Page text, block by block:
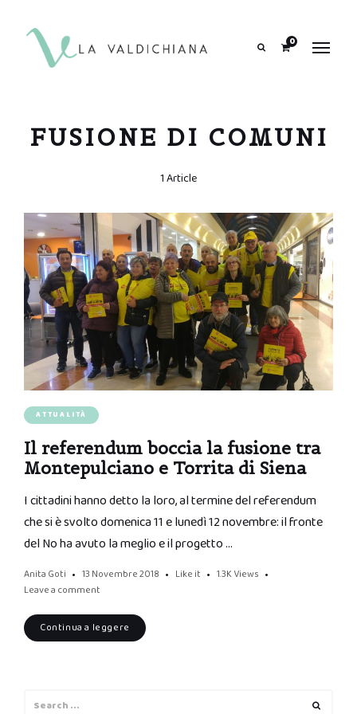
0
FUSIONE DI COMUNI
1 Article
ATTUALITÀ
Il referendum boccia la fusione tra
Montepulciano e Torrita di Siena
I cittadini hanno detto la loro, al termine del referendum
che si è svolto domenica 11 e lunedì 12 novembre: il fronte
del No ha avuto la meglio e il progetto …
Anita Goti 13 Novembre 2018 Like it 1.3K Views
Leave a comment
Continua a leggere